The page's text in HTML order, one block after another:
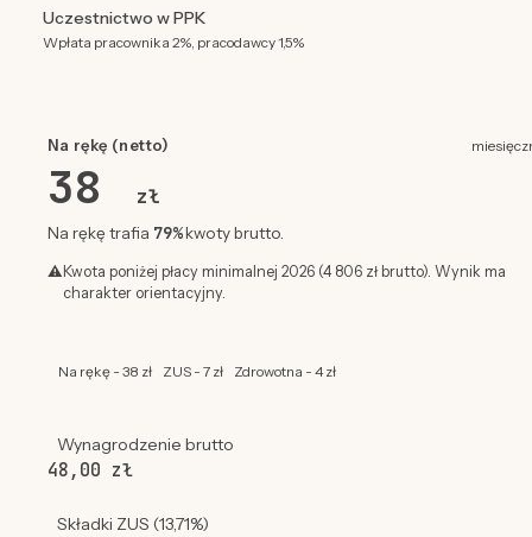
Uczestnictwo w PPK
Wpłata pracownika 2%, pracodawcy 1,5%
Na rękę (netto)
38 zł
Na rękę trafia 79%kwoty brutto.
⚠ Kwota poniżej płacy minimalnej 2026 (4 806 zł brutto). Wynik ma
charakter orientacyjny.
Na rękę - 38 zł ZUS - 7 zł Zdrowotna - 4 zł
Wynagrodzenie brutto
48,00 zł
Składki ZUS (13,71%)